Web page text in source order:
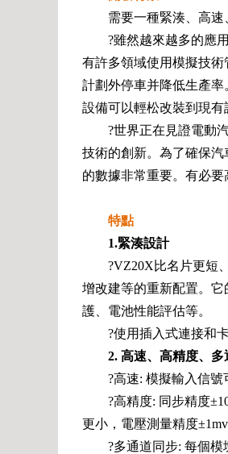
需要一種緊湊、高
?雖然越來越多的應
有許多領域使用模擬技
計劃外停車并降低生產
設備可以輕松改裝到現有
?世界正在見證電動
技術的創新。為了確保
的數據非常重要。有必要
特點
1.緊湊設計
?VZ20X比名片更短
增改建等的重新配置。
護、電池性能評估等。
?使用插入式連接和
2. 高速、高精度、
?高速: 模擬輸入信號
?高精度: 同步精度
更小，電壓測量精度±1mv
?多通道同步: 每個模